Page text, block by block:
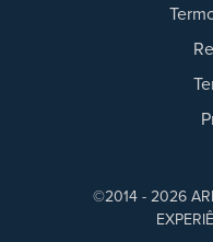
©2014 - 2026